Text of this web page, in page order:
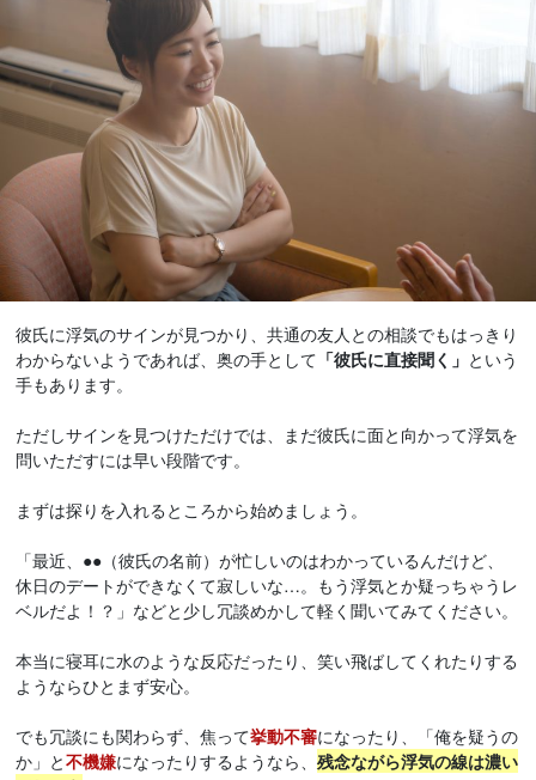
彼氏に浮気のサインが見つかり、共通の友人との相談でもはっきり
わからないようであれば、奥の手として 「彼氏に直接聞く」 という
手もあります。
ただしサインを見つけただけでは、まだ彼氏に面と向かって浮気を
問いただすには早い段階です。
まずは探りを入れるところから始めましょう。
「最近、●●（彼氏の名前）が忙しいのはわかっているんだけど、
休日のデートができなくて寂しいな…。もう浮気とか疑っちゃうレ
ベルだよ！？」などと少し冗談めかして軽く聞いてみてください。
本当に寝耳に水のような反応だったり、笑い飛ばしてくれたりする
ようならひとまず安心。
でも冗談にも関わらず、焦って挙動不審になったり、「俺を疑うの
か」と不機嫌になったりするようなら、残念ながら浮気の線は濃い